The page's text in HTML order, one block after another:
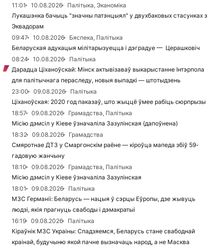
11:01
10.08.2026
Палітыка, Эканоміка
Лукашэнка бачыць "значны патэнцыял" у двухбаковых стасунках з
Эквадорам
09:47
10.08.2026
Бяспека, Палітыка
Беларуская адукацыя мілітарызуецца і дэградуе — Церашковіч
08:24
10.08.2026
Палітыка
Дарадца Ціханоўскай: Мінск актывізаваў выкарыстанне Інтэрпола
для палітычнага пераследу, новыя выпадкі — штотыдзень
23:00
09.08.2026
Палітыка
Ціханоўская: 2020 год паказаў, што жыццё ўмее рабіць сюрпрызы
18:57
09.08.2026
Грамадства, Палітыка
Місію дэмсіл у Кіеве ўзначаліла Зазулінская (дапоўнена)
18:32
09.08.2026
Грамадства
Смяротнае ДТЗ у Смаргонскім раёне — кіроўца мапеда збіў 59-
гадовую жанчыну
18:10
09.08.2026
Грамадства, Палітыка
Місію дэмсіл у Кіеве ўзначаліла Зазулінская
18:01
09.08.2026
Палітыка
МЗС Германіі: Беларусь — нацыя ў сэрцы Еўропы, дзе жывуць
людзі, якія прагнуць свабоды і дэмакратыі
16:19
09.08.2026
Палітыка
Кіраўнік МЗС Украіны: Спадзяемся, Беларусь стане свабоднай
краінай, будучыню якой пачне вызначаць народ, а не Масква